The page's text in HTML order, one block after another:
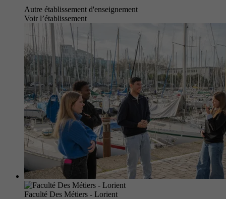
Autre établissement d'enseignement
Voir l’établissement
Faculté Des Métiers - Lorient